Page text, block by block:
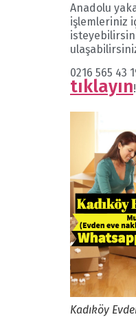
Anadolu
işlemleriniz
0216 565
tıklayın!
Kadıköy